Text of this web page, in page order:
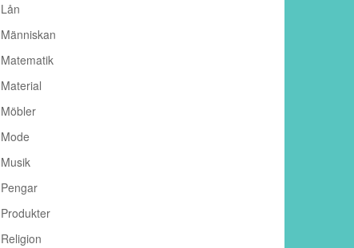
Lån
Människan
Matematik
Material
Möbler
Mode
Musik
Pengar
Produkter
Religion